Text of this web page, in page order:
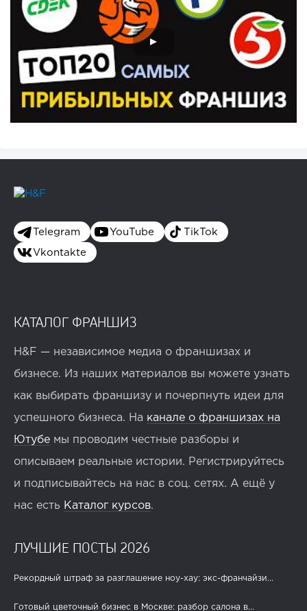
Telegram YouTube TikTok
Vkontakte
КАТАЛОГ ФРАНШИЗ
H&F — независимое медиа о франшизах и
бизнесе. Из наших материалов вы можете узнать
как выбирать франшизу и почерпнуть идеи для
успешного бизнеса. На канале о франшизах на
Ютубе мы проводим честные разборы и
описываем реальные истории. Регистрируйтесь
и подписывайтесь на нас в соц. сетях. А ещё у
нас есть Каталог курсов.
ЛУЧШИЕ ПОСТЫ 2026
Рекордный штраф за разглашение ноу-хау: экс-франчайзи...
Готовый цветочный бизнес в Москве: разбор салона в...